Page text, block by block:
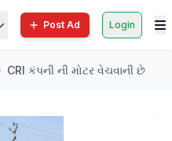
Post Ad Login
CRI કંપની ની મોટર વેચવાની છે